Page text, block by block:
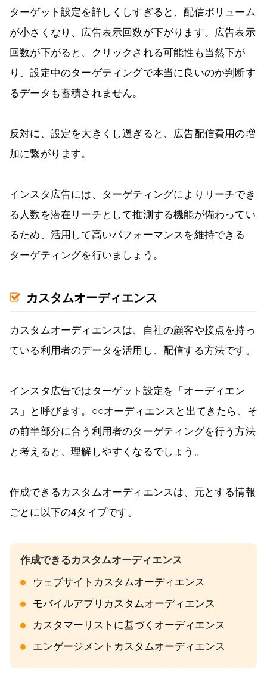
ターゲット設定を詳しくしすぎると、配信ボリューム
が小さくなり、広告表示回数が下がります。広告表示
回数が下がると、クリックされる可能性も当然下が
り、設定中のターゲティングで本当に良いのか判断す
るデータも蓄積されません。
反対に、設定を大きくし過ぎると、広告配信費用の増
加に繋がります。
インスタ広告には、ターゲティングによりリーチでき
る人数を潜在リーチとして推測する機能が備わってい
るため、活用して高いパフォーマンスを維持できる
ターゲティングを行いましょう。
カスタムオーディエンス
カスタムオーディエンスは、自社の顧客や接点を持っ
ている利用者のデータを活用し、配信する方法です。
インスタ広告ではターゲット設定を「オーディエン
ス」と呼びます。○○オーディエンスと出てきたら、そ
の前半部分に合う利用者のターゲティングを行う方法
と考えると、理解しやすくなるでしょう。
作成できるカスタムオーディエンスは、元とする情報
ごとに以下の4タイプです。
ウェブサイトカスタムオーディエンス
モバイルアプリカスタムオーディエンス
カスタマーリストに基づくオーディエンス
エンゲージメントカスタムオーディエンス